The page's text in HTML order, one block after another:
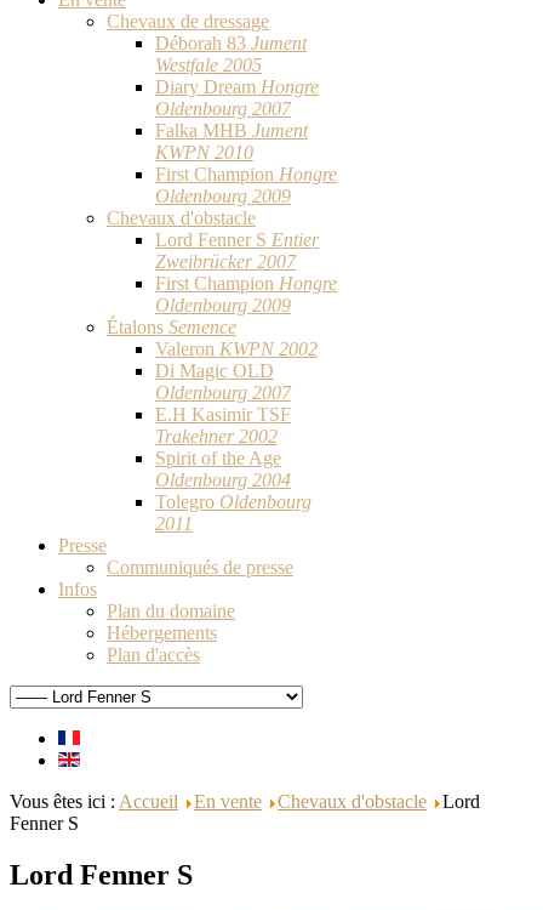
Chevaux de dressage
Déborah 83 Jument
Westfale 2005
Diary Dream Hongre
Oldenbourg 2007
Falka MHB Jument
KWPN 2010
First Champion Hongre
Oldenbourg 2009
Chevaux d'obstacle
Lord Fenner S Entier
Zweibrücker 2007
First Champion Hongre
Oldenbourg 2009
Étalons Semence
Valeron KWPN 2002
Di Magic OLD
Oldenbourg 2007
E.H Kasimir TSF
Trakehner 2002
Spirit of the Age
Oldenbourg 2004
Tolegro Oldenbourg
2011
Presse
Communiqués de presse
Infos
Plan du domaine
Hébergements
Plan d'accès
Vous êtes ici : Accueil En vente Chevaux d'obstacle
Lord
Fenner S
Lord Fenner S